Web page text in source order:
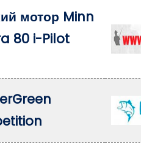
мотор Minn
80 i-Pilot